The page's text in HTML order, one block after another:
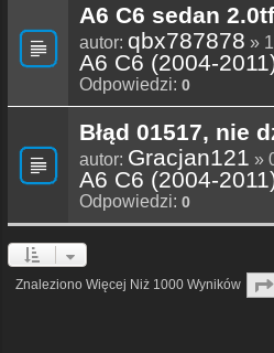
A6 C6 sedan
autor: qbx787878 »
A6 C6 (2004-
Odpowiedzi: 0
Błąd 01517, nie
autor: Gracjan121 »
A6 C6 (2004-
Odpowiedzi: 0
Znaleziono Więcej Niż 1000 Wyników